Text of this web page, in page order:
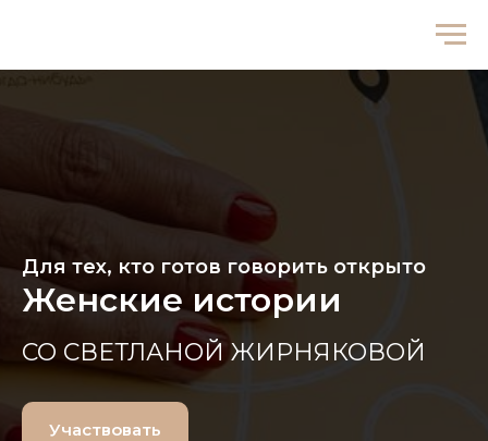
Для тех, кто готов говорить открыто
Женские истории
СО СВЕТЛАНОЙ ЖИРНЯКОВОЙ
Участвовать